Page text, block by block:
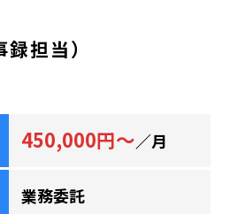
担当）
450,000円～／月
業務委託